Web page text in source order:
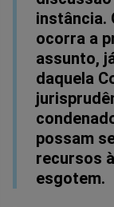
instância.
ocorra a
assunto,
daquela
possam
recursos
esgotem.